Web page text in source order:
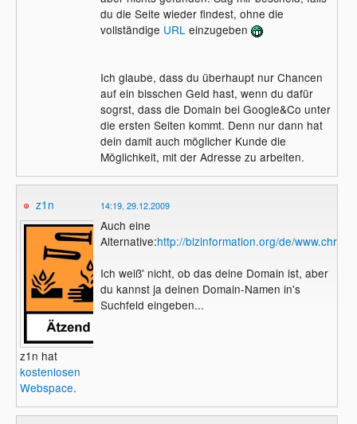
du die Seite wieder findest, ohne die
vollständige URL einzugeben
Ich glaube, dass du überhaupt nur Chancen
auf ein bisschen Geld hast, wenn du dafür
sogrst, dass die Domain bei Google&Co unter
die ersten Seiten kommt. Denn nur dann hat
dein damit auch möglicher Kunde die
Möglichkeit, mit der Adresse zu arbeiten.
z1n
z1n hat
kostenlosen
Webspace.
14:19, 29.12.2009
Auch eine
Alternative:http://bizinformation.org/de/
Ich weiß' nicht, ob das deine Domain ist, aber
du kannst ja deinen Domain-Namen in's
Suchfeld eingeben...